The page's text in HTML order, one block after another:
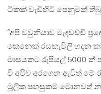
ටිකක් වැඩිහිටි පෙනුමක්
˝අපි වවුනියාව මැදවච්චි
කෙනෙක් රසකැවිලි හදන
මාසයකට රුපියල් 5000 ක්
වී අපිව අරගෙන ඇවිත් මේ
මූලික පහසුකම් මොනවත්